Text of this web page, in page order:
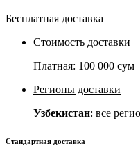
Бесплатная доставка
Стоимость доставки
Платная: 100 000 сум
Регионы доставки
Узбекистан: все
Стандартная доставка